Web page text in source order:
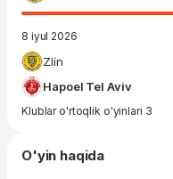
8 iyul 2026
Zlín
Hapoel Tel Aviv
Klublar o'rtoqlik o'yinlari 3
O'yin haqida